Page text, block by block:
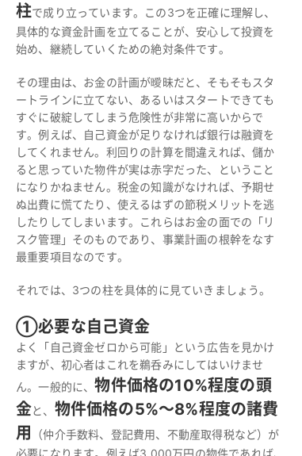
柱で成り立っています。この3つを正確に理解し、
具体的な資金計画を立てることが、安心して投資を
始め、継続していくための絶対条件です。
その理由は、お金の計画が曖昧だと、そもそもスタ
ートラインに立てない、あるいはスタートできても
すぐに破綻してしまう危険性が非常に高いからで
す。例えば、自己資金が足りなければ銀行は融資を
してくれません。利回りの計算を間違えれば、儲か
ると思っていた物件が実は赤字だった、ということ
になりかねません。税金の知識がなければ、予期せ
ぬ出費に慌てたり、使えるはずの節税メリットを逃
したりしてしまいます。これらはお金の面での「リ
スク管理」そのものであり、事業計画の根幹をなす
最重要項目なのです。
それでは、3つの柱を具体的に見ていきましょう。
①必要な自己資金
よく「自己資金ゼロから可能」という広告を見かけ
ますが、初心者はこれを鵜呑みにしてはいけませ
ん。一般的に、物件価格の10%程度の頭
金と、 物件価格の5%～8%程度の諸費
用
（仲介手数料、登記費用、不動産取得税など）が